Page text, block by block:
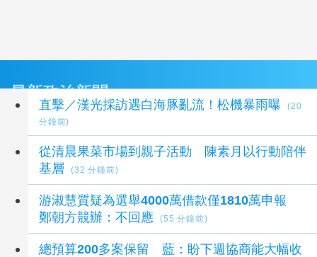
最新政治新聞
直擊／漢光採訪遇白海豚亂流！松機暴雨曝
(20
分鐘前)
從清晨果菜市場到親子活動 陳素月以行動陪伴
基層
(32 分鐘前)
游淑慧質疑為選舉4000萬借款僅1810萬申報
鄭朝方競辦：不回應
(55 分鐘前)
總預算200多案保留 藍：盼下週協商能大幅收